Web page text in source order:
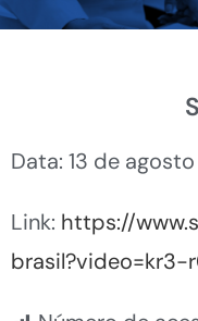
Data: 13 de
Link: https://